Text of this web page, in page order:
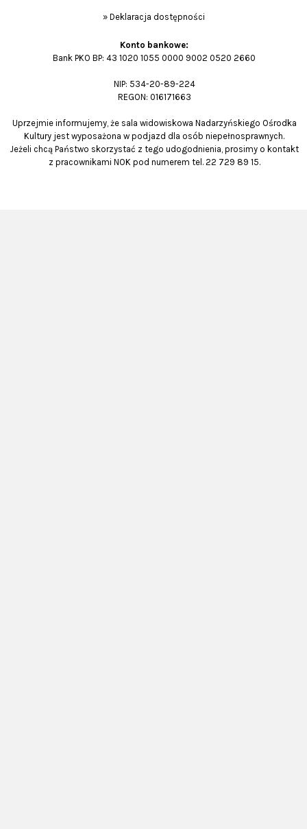
» Deklaracja dostępności
Konto bankowe:
Bank PKO BP: 43 1020 1055 0000 9002 0520 2660
NIP: 534-20-89-224
REGON: 016171663
Uprzejmie informujemy, że sala widowiskowa Nadarzyńskiego Ośrodka
Kultury jest wyposażona w podjazd dla osób niepełnosprawnych.
Jeżeli chcą Państwo skorzystać z tego udogodnienia, prosimy o kontakt
z pracownikami NOK pod numerem tel. 22 729 89 15.